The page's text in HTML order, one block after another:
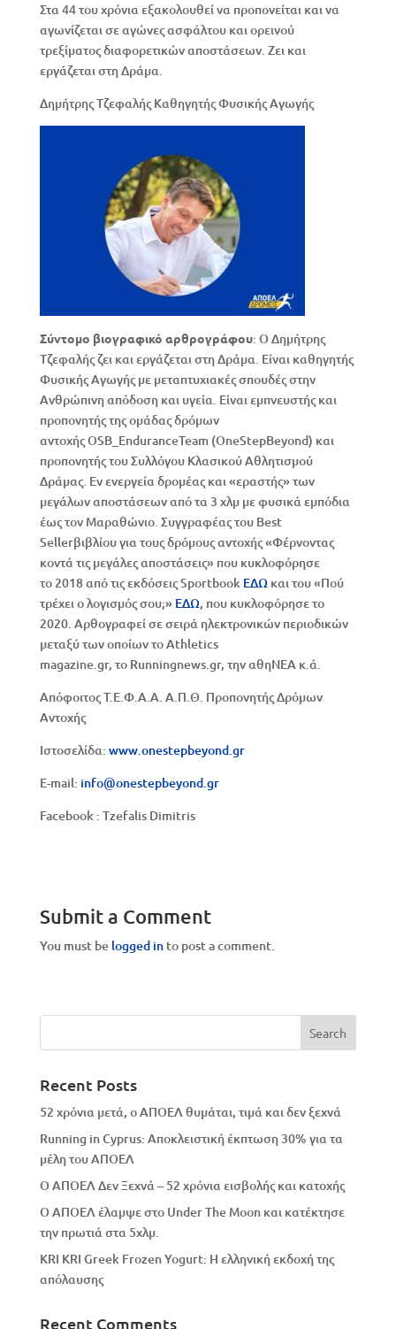
Στα 44 του χρόνια εξακολουθεί να προπονείται και να
αγωνίζεται σε αγώνες ασφάλτου και ορεινού
τρεξίματος διαφορετικών αποστάσεων. Ζει και
εργάζεται στη Δράμα.
Δημήτρης Τζεφαλής Καθηγητής Φυσικής Αγωγής
Σύντομο βιογραφικό αρθρογράφου: Ο Δημήτρης
Τζεφαλής ζει και εργάζεται στη Δράμα. Είναι καθηγητής
Φυσικής Αγωγής με μεταπτυχιακές σπουδές στην
Ανθρώπινη απόδοση και υγεία. Είναι εμπνευστής και
προπονητής της ομάδας δρόμων
αντοχής OSB_EnduranceTeam (OneStepBeyond) και
προπονητής του Συλλόγου Κλασικού Αθλητισμού
Δράμας. Εν ενεργεία δρομέας και «εραστής» των
μεγάλων αποστάσεων από τα 3 χλμ με φυσικά εμπόδια
έως τον Μαραθώνιο. Συγγραφέας του Best
Sellerβιβλίου για τους δρόμους αντοχής «Φέρνοντας
κοντά τις μεγάλες αποστάσεις» που κυκλοφόρησε
το 2018 από τις εκδόσεις Sportbook ΕΔΩκαι του «Πού
τρέχει ο λογισμός σου;» ΕΔΩ, που κυκλοφόρησε το
2020. Αρθογραφεί σε σειρά ηλεκτρονικών περιοδικών
μεταξύ των οποίων το Athletics
magazine.gr, το Runningnews.gr, την αθηΝΕΑ κ.ά.
Απόφοιτος Τ.Ε.Φ.Α.Α. Α.Π.Θ. Προπονητής Δρόμων
Αντοχής
Ιστοσελίδα: www.onestepbeyond.gr
E-mail: info@onestepbeyond.gr
Facebook : Tzefalis Dimitris
Submit a Comment
You must be logged into post a comment.
Recent Posts
52 χρόνια μετά, ο ΑΠΟΕΛ θυμάται, τιμά και δεν ξεχνά
Running in Cyprus: Αποκλειστική έκπτωση 30% για τα
μέλη του ΑΠΟΕΛ
Ο ΑΠΟΕΛ Δεν Ξεχνά – 52 χρόνια εισβολής και κατοχής
Ο ΑΠΟΕΛ έλαμψε στο Under The Moon και κατέκτησε
την πρωτιά στα 5χλμ.
KRI KRI Greek Frozen Yogurt: Η ελληνική εκδοχή της
απόλαυσης
Recent Comments